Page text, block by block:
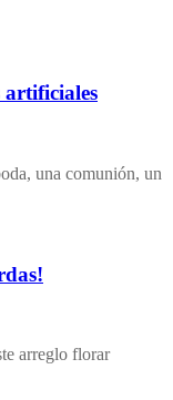
artificiales
una comunión, un
arreglo florar